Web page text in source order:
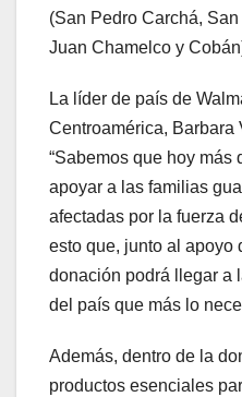
(San Pedro Carchá,
Juan Chamelco y
La líder de país de
Centroamérica, Barbara
“Sabemos que hoy más
apoyar a las familias
afectadas por la fuerza
esto que, junto al apoyo
donación podrá llegar a
del país que más lo
Además, dentro de la
productos esenciales